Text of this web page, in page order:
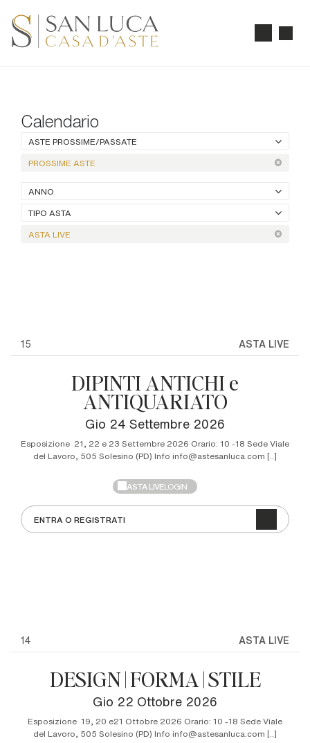
Calendario
ASTE PROSSIME/PASSATE
PROSSIME ASTE
ANNO
TIPO ASTA
ASTA LIVE
15 ASTA LIVE
DIPINTI ANTICHI e
ANTIQUARIATO
gio 24 Settembre 2026
Esposizione 21, 22 e 23 Settembre 2026 Orario: 10 -18 Sede Viale
del Lavoro, 505 Solesino (PD) Info info@astesanluca.com [..]
ASTA LIVELOGIN
ENTRA O REGISTRATI
14 ASTA LIVE
DESIGN | FORMA | STILE
gio 22 Ottobre 2026
Esposizione 19, 20 e21 Ottobre 2026 Orario: 10 -18 Sede Viale
del Lavoro, 505 Solesino (PD) Info info@astesanluca.com [..]